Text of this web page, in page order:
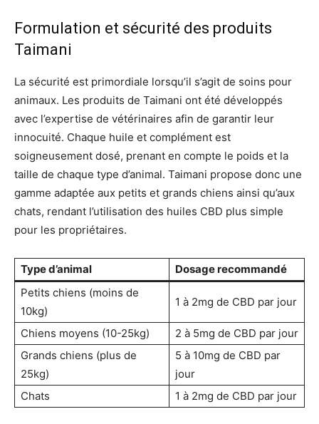
Formulation et sécurité des produits
Taimani
La sécurité est primordiale lorsqu’il s’agit de soins pour
animaux. Les produits de Taimani ont été développés
avec l’expertise de vétérinaires afin de garantir leur
innocuité. Chaque huile et complément est
soigneusement dosé, prenant en compte le poids et la
taille de chaque type d’animal. Taimani propose donc une
gamme adaptée aux petits et grands chiens ainsi qu’aux
chats, rendant l’utilisation des huiles CBD plus simple
pour les propriétaires.
Type d’animal
Dosage recommandé
Petits chiens (moins de
10kg)
1 à 2mg de CBD par jour
Chiens moyens (10-25kg)
2 à 5mg de CBD par jour
Grands chiens (plus de
25kg)
5 à 10mg de CBD par
jour
Chats
1 à 2mg de CBD par jour